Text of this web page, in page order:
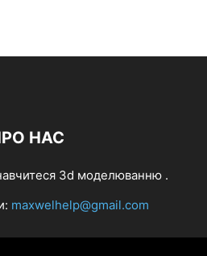
НАС
3d моделюванню .
maxwelhelp@gmail.com